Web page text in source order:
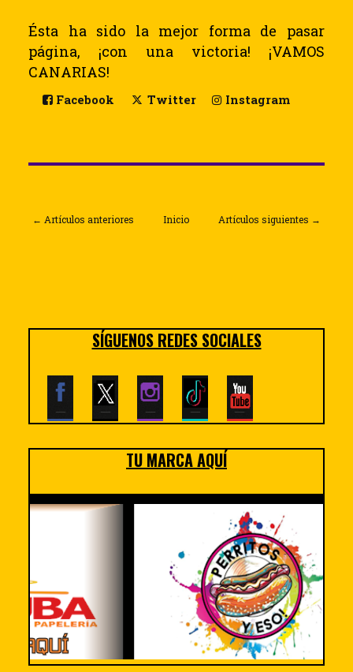
Ésta ha sido la mejor forma de pasar
página, ¡con una victoria! ¡VAMOS
CANARIAS!
Facebook Twitter Instagram
← Artículos anteriores Artículos siguientes →
Inicio
SÍGUENOS REDES SOCIALES
TU MARCA AQUÍ